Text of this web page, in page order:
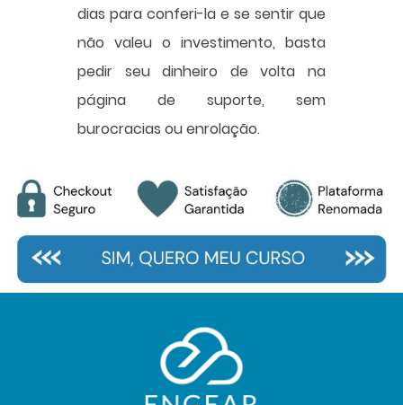
dias para conferi-la e se sentir que
não valeu o investimento, basta
pedir seu dinheiro de volta na
página de suporte, sem
burocracias ou enrolação.